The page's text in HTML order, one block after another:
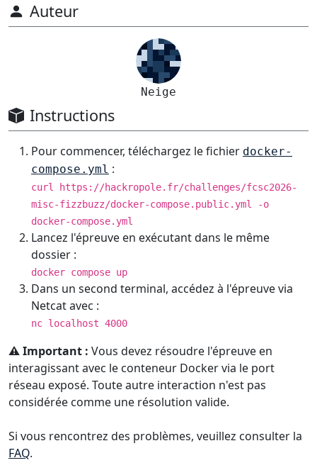
Auteur
Neige
Instructions
Pour commencer, téléchargez le fichier docker-
compose.yml :
curl https://hackropole.fr/challenges/fcsc2026-
misc-fizzbuzz/docker-compose.public.yml -o
docker-compose.yml
Lancez l'épreuve en exécutant dans le même
dossier :
docker compose up
Dans un second terminal, accédez à l'épreuve via
Netcat avec :
nc localhost 4000
⚠️ Important : Vous devez résoudre l'épreuve en
interagissant avec le conteneur Docker via le port
réseau exposé. Toute autre interaction n'est pas
considérée comme une résolution valide.
Si vous rencontrez des problèmes, veuillez consulter la
FAQ.